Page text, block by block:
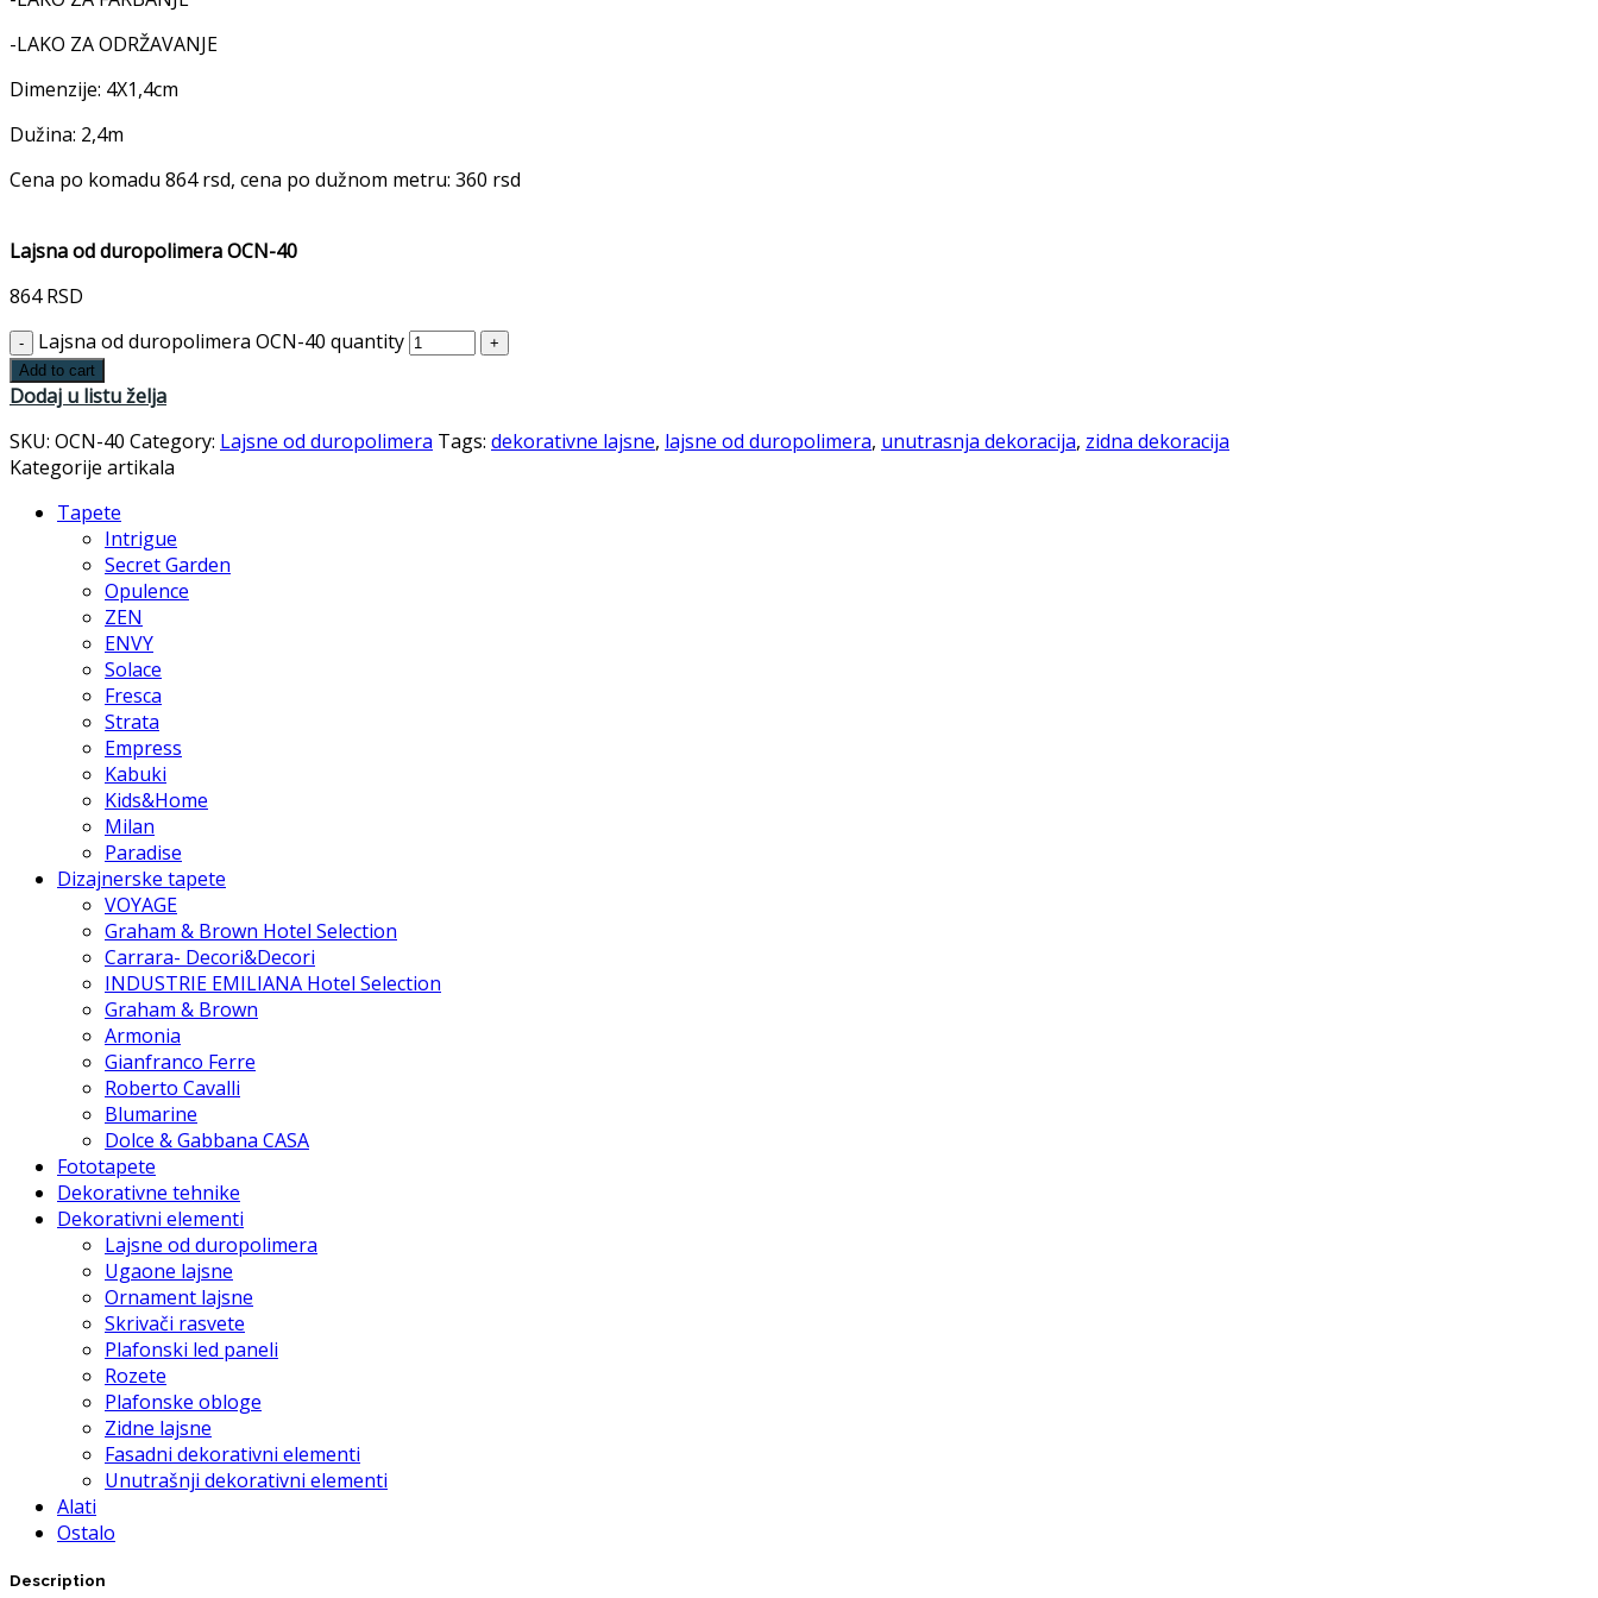
-LAKO ZA ODRŽAVANJE
Dimenzije: 4X1,4cm
Dužina: 2,4m
Cena po komadu 864 rsd, cena po dužnom metru: 360 rsd
Lajsna od duropolimera OCN-40
864RSD
Lajsna od duropolimera OCN-40 quantity
Add to cart
Dodaj u listu želja
SKU: OCN-40 Category: Lajsne od duropolimera Tags: dekorativne lajsne, lajsne od duropolimera, unutrasnja dekoracija, zidna dekoracija
Kategorije artikala
Tapete
Intrigue
Secret Garden
Opulence
ZEN
ENVY
Solace
Fresca
Strata
Empress
Kabuki
Kids&Home
Milan
Paradise
Dizajnerske tapete
VOYAGE
Graham & Brown Hotel Selection
Carrara- Decori&Decori
INDUSTRIE EMILIANA Hotel Selection
Graham & Brown
Armonia
Gianfranco Ferre
Roberto Cavalli
Blumarine
Dolce & Gabbana CASA
Fototapete
Dekorativne tehnike
Dekorativni elementi
Lajsne od duropolimera
Ugaone lajsne
Ornament lajsne
Skrivači rasvete
Plafonski led paneli
Rozete
Plafonske obloge
Zidne lajsne
Fasadni dekorativni elementi
Unutrašnji dekorativni elementi
Alati
Ostalo
Description